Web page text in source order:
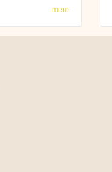
mere